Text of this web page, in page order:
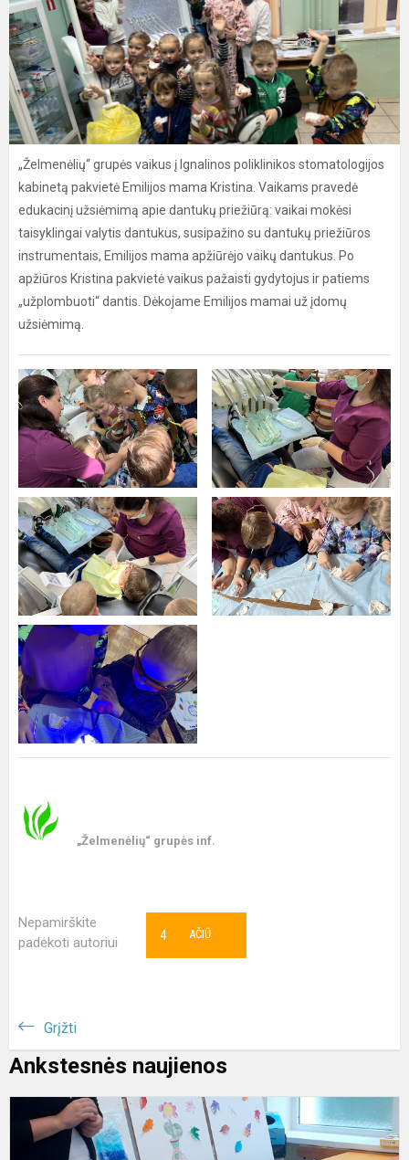
„Želmenėlių“ grupės vaikus į Ignalinos poliklinikos stomatologijos
kabinetą pakvietė Emilijos mama Kristina. Vaikams pravedė
edukacinį užsiėmimą apie dantukų priežiūrą: vaikai mokėsi
taisyklingai valytis dantukus, susipažino su dantukų priežiūros
instrumentais, Emilijos mama apžiūrėjo vaikų dantukus. Po
apžiūros Kristina pakvietė vaikus pažaisti gydytojus ir patiems
„užplombuoti“ dantis. Dėkojame Emilijos mamai už įdomų
užsiėmimą.
„Želmenėlių“ grupės inf.
Nepamirškite
padėkoti autoriui
AČIŪ
4
Grįžti
Ankstesnės naujienos